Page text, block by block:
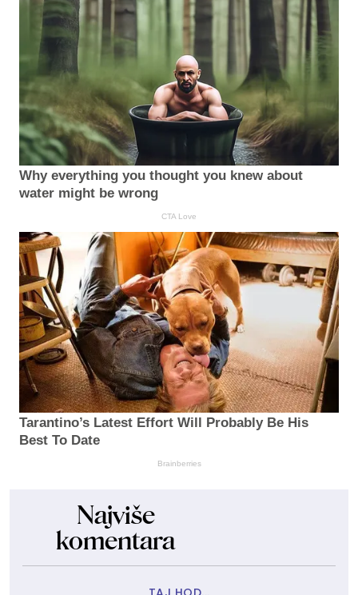
Why everything you thought you knew about
water might be wrong
CTA Love
Tarantino’s Latest Effort Will Probably Be His
Best To Date
Brainberries
Najviše
komentara